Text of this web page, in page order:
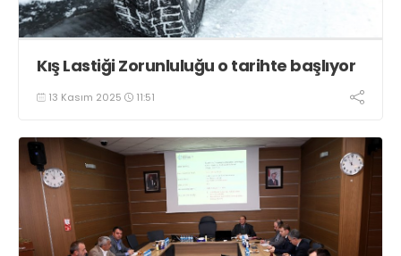
Kış Lastiği Zorunluluğu o tarihte başlıyor
13 Kasım 2025 11:51